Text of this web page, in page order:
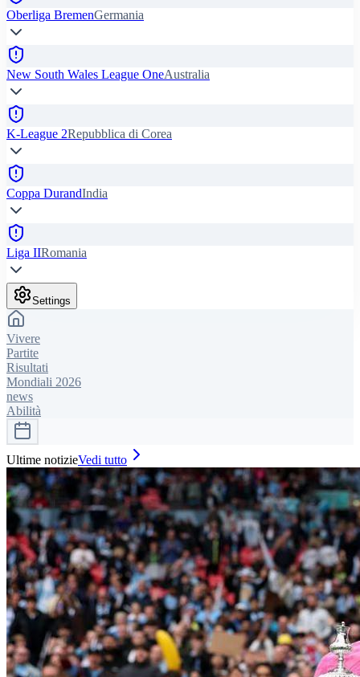
Oberliga BremenGermania
New South Wales League OneAustralia
K-League 2Repubblica di Corea
Coppa DurandIndia
Liga IIRomania
Settings
Vivere
Partite
Risultati
Mondiali 2026
news
Abilità
Ultime notizieVedi tutto